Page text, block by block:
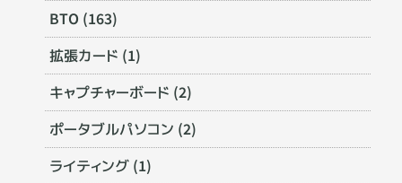
BTO (163)
拡張カード (1)
キャプチャーボード (2)
ポータブルパソコン (2)
ライティング (1)